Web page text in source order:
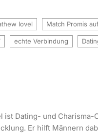
lovel Match Promis
echte Verbindung
ist Dating- und
Er hilft Männern